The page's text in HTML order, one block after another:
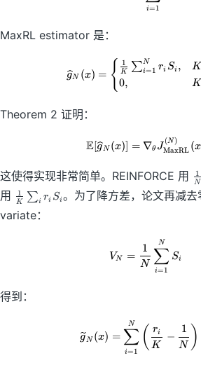
i=1
MaxRL estimator 是：
gN (x) = { K
1 ∑i=1
N ri Si ,
0,
K
K
Theorem 2 证明：
E[gN (x)] = ∇θ JMaxRL
(N ) (x
这使得实现非常简单。REINFORCE 用
\f
r
a
u
m
N
1
用
\f
r
a
K
K
1 ∑i ri Si。为了降方差，论文再减
variate：
VN =
N
1
i=1
∑
N
Si
得到：
g N (x) =
i=1
∑
N ( K
ri −
N
1 )